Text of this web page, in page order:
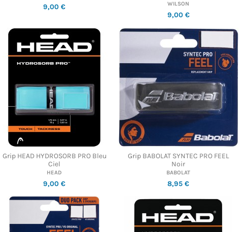
9,00 € WILSON
9,00 €
Grip HEAD HYDROSORB PRO Bleu
Ciel
HEAD
9,00 €
Grip BABOLAT SYNTEC PRO FEEL
Noir
BABOLAT
8,95 €